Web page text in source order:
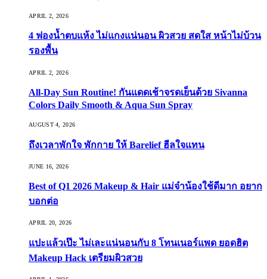
APRIL 2, 2026
4 ฟองน้ำตบแห้ง ไม่แกงแน่นอน ผิวสวย สดใส หน้าไม่บ้วน
รองพื้น
APRIL 2, 2026
All-Day Sun Routine! กันแดดเช้าจรดเย็นด้วย Sivanna
Colors Daily Smooth & Aqua Sun Spray
AUGUST 4, 2026
ถึงเวลาพักใจ พักกาย ให้ Barelief ฮีลใจแทน
JUNE 16, 2026
Best of Q1 2026 Makeup & Hair แม่จ๋าน้องใช้ดีมาก อยาก
บอกต่อ
APRIL 20, 2026
แปะแล้วเป๊ะ ไม่เละแน่นอนกับ 8 โทนเนอร์แพด ยอดฮิต
Makeup Hack เตรียมผิวสวย